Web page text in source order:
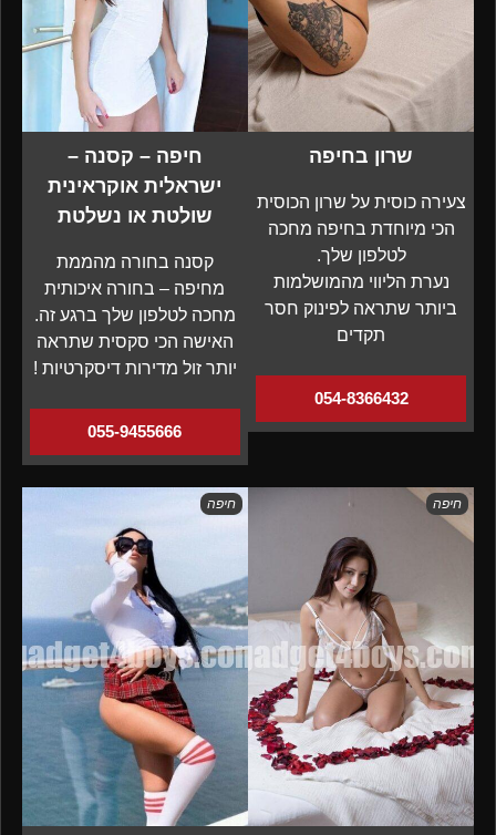
שרון בחיפה
צעירה כוסית על שרון הכוסית
הכי מיוחדת בחיפה מחכה
לטלפון שלך.
נערת הליווי מהמושלמות
ביותר שתראה לפינוק חסר
תקדים
054-8366432
חיפה – קסנה –
ישראלית אוקראינית
שולטת או נשלטת
קסנה בחורה מהממת
מחיפה – בחורה איכותית
מחכה לטלפון שלך ברגע זה.
האישה הכי סקסית שתראה
יותר זול מדירות דיסקרטיות !
055-9455666
חיפה חיפה